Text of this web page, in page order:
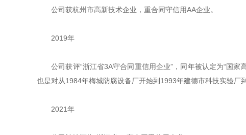
公司获杭州市高新技术企业，重合同守信用AA企业。
2019年
公司获评“浙江省3A守合同重信用企业”，同年被认定为“国家
也是对从1984年梅城防腐设备厂开始到1993年建德市科技实验厂
2021年